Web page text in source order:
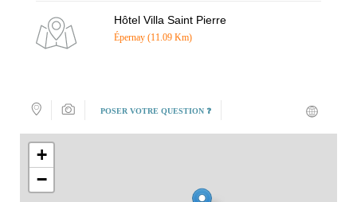
Hôtel Villa Saint Pierre
Épernay (11.09 Km)
POSER VOTRE QUESTION ❓
+
−